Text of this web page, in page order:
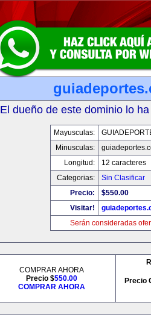
El dueño de este dominio lo
Mayusculas:
Minusculas:
Longitud:
12 caracteres
Categorias:
Sin Clasificar
Precio:
$550.00
Visitar!
Serán consideradas
COMPRAR AHORA
Precio $550.00
COMPRAR AHORA
Precio